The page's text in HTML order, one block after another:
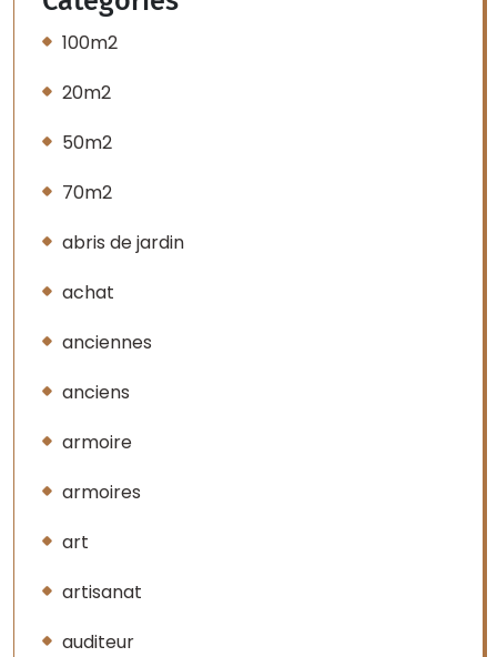
100m2
20m2
50m2
70m2
abris de jardin
achat
anciennes
anciens
armoire
armoires
art
artisanat
auditeur